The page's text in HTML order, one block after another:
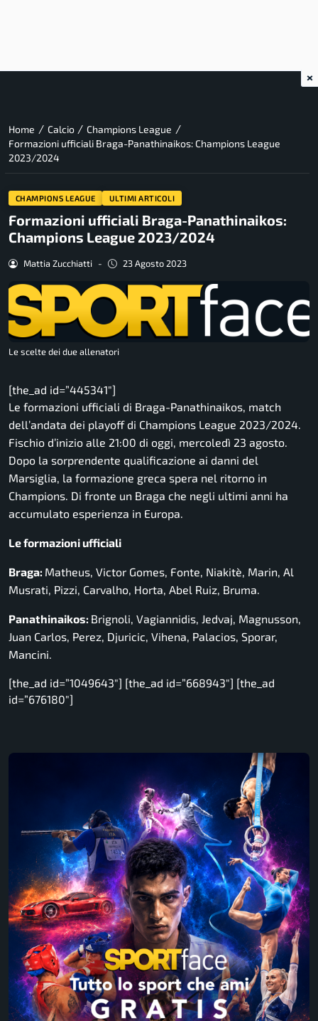
Home / Calcio / Champions League /
Formazioni ufficiali Braga-Panathinaikos: Champions League
2023/2024
CHAMPIONS LEAGUE ULTIMI ARTICOLI
Formazioni ufficiali Braga-Panathinaikos:
Champions League 2023/2024
Mattia Zucchiatti - 23 Agosto 2023
Le scelte dei due allenatori
[the_ad id=”445341″]
Le formazioni ufficiali di Braga-Panathinaikos, match
dell’andata dei playoff di Champions League 2023/2024.
Fischio d’inizio alle 21:00 di oggi, mercoledì 23 agosto.
Dopo la sorprendente qualificazione ai danni del
Marsiglia, la formazione greca spera nel ritorno in
Champions. Di fronte un Braga che negli ultimi anni ha
accumulato esperienza in Europa.
Le formazioni ufficiali
Braga: Matheus, Victor Gomes, Fonte, Niakitè, Marin, Al
Musrati, Pizzi, Carvalho, Horta, Abel Ruiz, Bruma.
Panathinaikos: Brignoli, Vagiannidis, Jedvaj, Magnusson,
Juan Carlos, Perez, Djuricic, Vihena, Palacios, Sporar,
Mancini.
[the_ad id=”1049643″] [the_ad id=”668943″] [the_ad
id=”676180″]
×